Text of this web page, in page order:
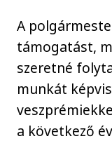
A
támogatást,
szeretné
munkát
a következő